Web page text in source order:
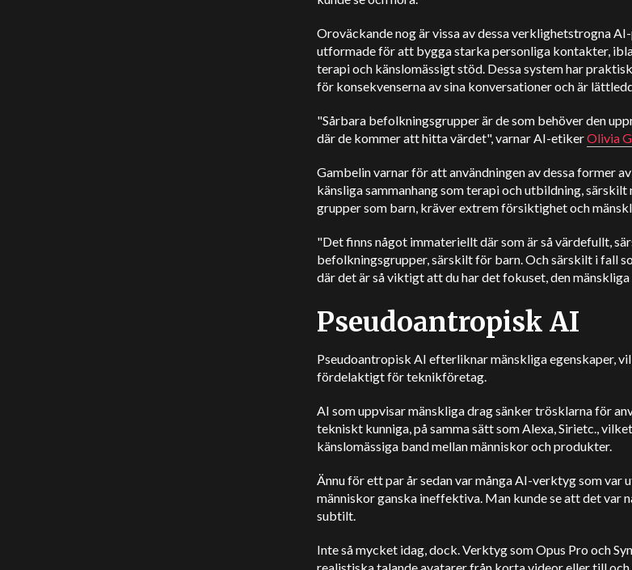
Oroväckande nog är vissa av dessa verklighetstrogna
utformade för att bygga starka personliga kontakter,
terapi och känslomässigt stöd. Dessa system har
för konsekvenserna av sina konversationer och är
"Sårbara befolkningsgrupper är de som behöver den
där de kommer att hitta värdet", varnar AI-etikerOlivia
Gambelin varnar för att användningen av dessa former
känsliga sammanhang som terapi och utbildning,
grupper som barn, kräver extrem försiktighet och
"Det finns något immateriellt där som är så värdefullt,
befolkningsgrupper, särskilt för barn. Och särskilt i fall
där det är så viktigt att du har det fokuset, den
Pseudoantropisk AI
Pseudoantropisk AI efterliknar mänskliga egenskaper,
fördelaktigt för teknikföretag.
AI som uppvisar mänskliga drag sänker trösklarna för
tekniskt kunniga, på samma sätt somAlexa, Sirietc.,
känslomässiga band mellan människor och produkter.
Ännu för ett par år sedan var många AI-verktyg som
människor ganska ineffektiva. Man kunde se att det var
subtilt.
Inte så mycket idag, dock. Verktyg somOpus Pro och